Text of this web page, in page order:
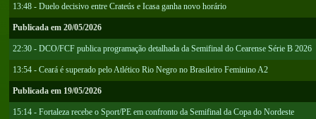
13:48 - Duelo decisivo entre Crateús e Icasa ganha novo horário
Publicada em 20/05/2026
22:30 - DCO/FCF publica programação detalhada da Semifinal do Cearense Série B 2026
13:54 - Ceará é superado pelo Atlético Rio Negro no Brasileiro Feminino A2
Publicada em 19/05/2026
15:14 - Fortaleza recebe o Sport/PE em confronto da Semifinal da Copa do Nordeste